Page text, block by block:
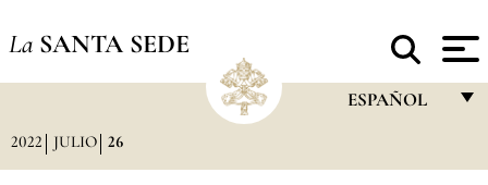
La SANTA SEDE
ESPAÑOL
2022 JULIO 26